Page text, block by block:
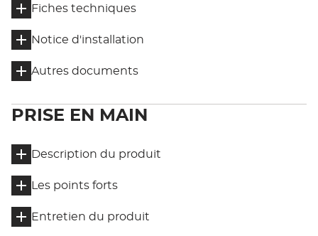
Fiches techniques
Notice d'installation
Autres documents
PRISE EN MAIN
Description du produit
Les points forts
Entretien du produit